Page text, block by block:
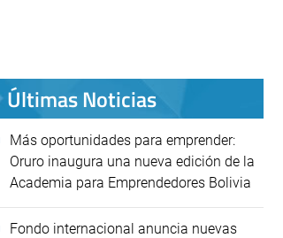
Últimas Noticias
Más oportunidades para emprender:
Oruro inaugura una nueva edición de la
Academia para Emprendedores Bolivia
Fondo internacional anuncia nuevas